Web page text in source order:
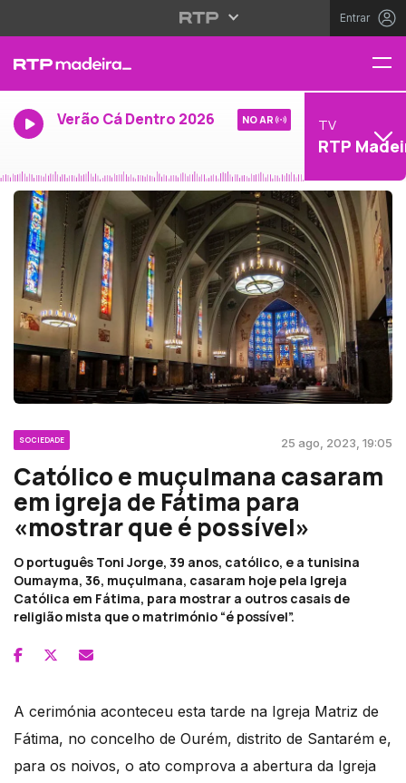
Entrar
Verão Cá Dentro 2026 NO AR TV
RTP
SOCIEDADE 25 ago, 2023, 19:05
Católico e muçulmana casaram
em igreja de Fátima para
«mostrar que é possível»
O português Toni Jorge, 39 anos, católico, e a tunisina
Oumayma, 36, muçulmana, casaram hoje pela Igreja
Católica em Fátima, para mostrar a outros casais de
religião mista que o matrimónio “é possível”.
A cerimónia aconteceu esta tarde na Igreja Matriz de
Fátima, no concelho de Ourém, distrito de Santarém e,
para os noivos, o ato comprova a abertura da Igreja